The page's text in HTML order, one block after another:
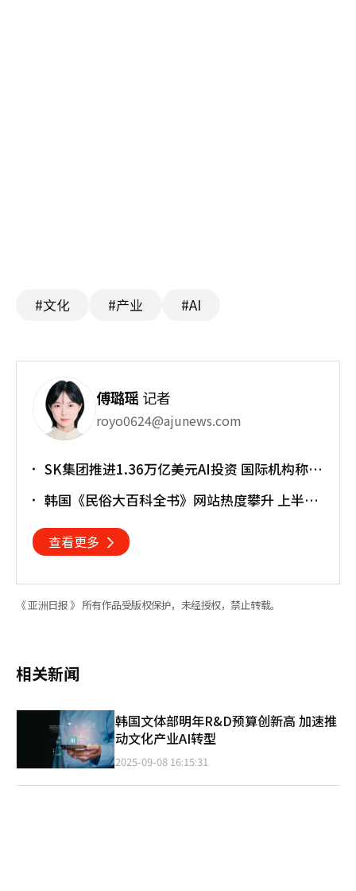
#文化 #产业 #AI
傅璐瑶 记者
royo0624@ajunews.com
SK集团推进1.36万亿美元AI投资 国际机构称将
韩国《民俗大百科全书》网站热度攀升 上半年
查看更多
《 亚洲日报 》 所有作品受版权保护，未经授权，禁止转载。
相关新闻
韩国文体部明年R&D预算创新高 加速推
动文化产业AI转型
2025-09-08 16:15:31